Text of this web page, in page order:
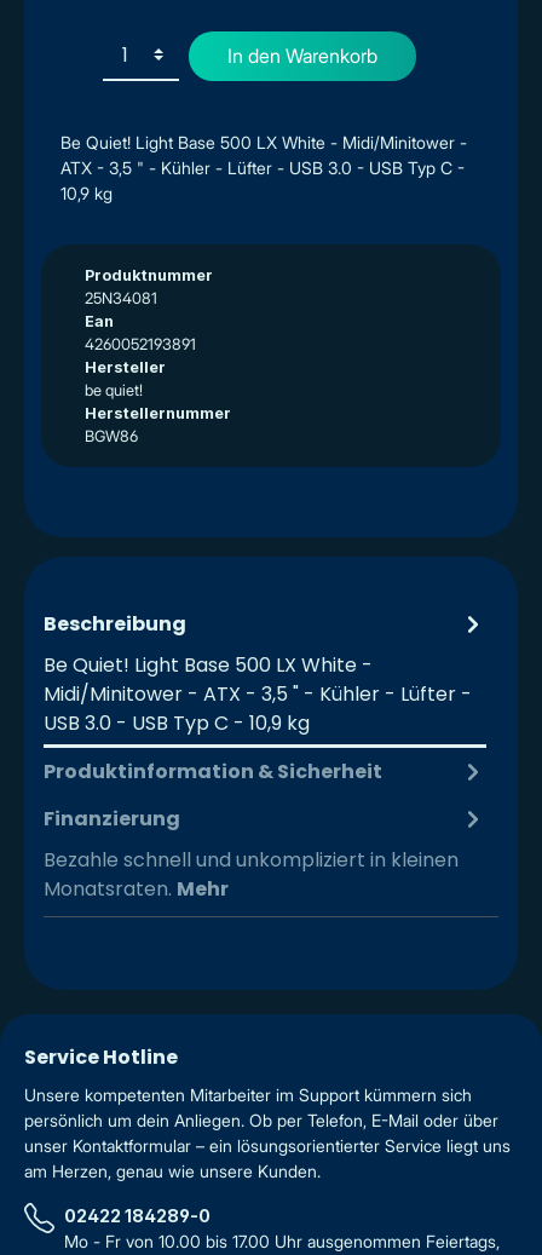
Be Quiet! Light Base 500 LX White - Midi/Minitower -
ATX - 3,5 " - Kühler - Lüfter - USB 3.0 - USB Typ C -
10,9 kg
Produktnummer
25N34081
Ean
4260052193891
Hersteller
be quiet!
Herstellernummer
BGW86
In den Warenkorb
Beschreibung
Be Quiet! Light Base 500 LX White -
Midi/Minitower - ATX - 3,5 " - Kühler - Lüfter -
USB 3.0 - USB Typ C - 10,9 kg
Produktinformation & Sicherheit
Finanzierung
Bezahle schnell und unkompliziert in kleinen
Monatsraten. Mehr
Service Hotline
Unsere kompetenten Mitarbeiter im Support kümmern sich
persönlich um dein Anliegen. Ob per Telefon, E-Mail oder über
unser Kontaktformular – ein lösungsorientierter Service liegt uns
am Herzen, genau wie unsere Kunden.
02422 184289-0
Mo - Fr von 10.00 bis 17.00 Uhr ausgenommen Feiertags,